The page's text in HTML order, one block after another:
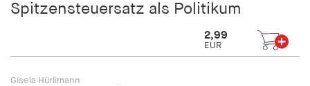
Spitzensteuersatz als Politikum
2,99
EUR
Gisela Hürlimann